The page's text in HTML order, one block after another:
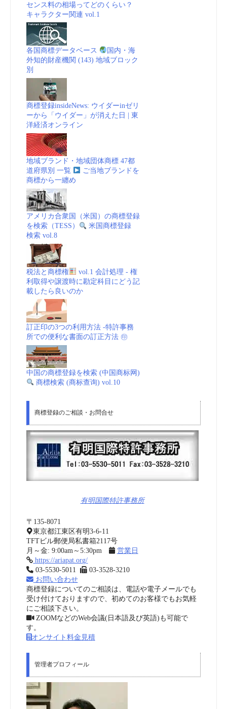
センス料の相場ってどのくらい？
キャラクター関連 vol.1
各国商標データベース
国内・海
外知的財産機関 (143) 地域ブロック
別
商標登録insideNews: ウイダーinゼリ
ーから「ウイダー」が消えた日 | 東
洋経済オンライン
地域ブランド・地域団体商標 47都
道府県別 一覧
ご当地ブランドを
商標から一纏め
アメリカ合衆国（米国）の商標登録
を検索（TESS）
米国商標登録
検索 vol.8
税法と商標権
vol.1 会計処理 - 権
利取得や譲渡時に勘定科目にどう記
載したら良いのか
訂正印の3つの利用方法 -特許事務
所での便利な書面の訂正方法 ㊞
中国の商標登録を検索 (中国商标网)
商標検索 (商标查询) vol.10
商標登録のご相談・お問合せ
有明国際特許事務所
〒135-8071
東京都江東区有明3-6-11
TFTビル郵便局私書箱2117号
月～金: 9:00am～5:30pm
営業日
https://ariapat.org/
03-5530-5011
03-3528-3210
お問い合わせ
商標登録についてのご相談は、電話や電子メールでも
受け付けておりますので、初めてのお客様でもお気軽
にご相談下さい。
ZOOMなどのWeb会議(日本語及び英語)も可能で
す。
オンサイト料金見積
管理者プロフィール